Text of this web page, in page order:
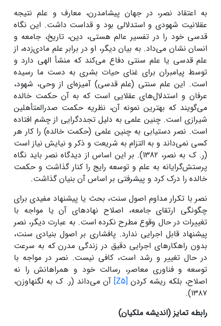
به اعتقاد نصر، در جهان پیشامدرن، معارف و علم نتیجه
عقلانیت شهودی و استدلالی بود و قداست داشت. این نگاه
قدسی خود را در تفسیر عالم هستی، دین، تاریخ، جامعه و
انسان نشان می‌داد. به بیان دیگر، او در برابر علم مادی‌زده، از
علم قدسی یا علم سنتی دفاع می‌کند که منشأ الهی دارد و
توسط پیامبران برای غنای حیات بشری به دست ما رسیده
است. این علم سنتی (علم قدسی) آمیزه‌ای از وحی، شهود،
عرفان و استدلال‌های عقلایی است که به آن حکمت خالده
می‌گویند که بهترین نمونه آن، نظریه حکمت صدرالمتأهلین
شیرازی است. چنین علمی به دلیل تجددگرایی از چشم افتاده
است. نصر دستیابی به چنین علمی (حکمت خالده) را کار هر
کسی نمی‌داند و به التزام به شریعت و ذکر و نیایش نیاز است
(ر. ک به نصر، 1382). بر این اساس از دیدگاه نصر باید نگاه
پرستش‌گرایانه به علم و توسعه رایج را کنار گذاشت و حکمت
خالده را درک کرد و پیشرفتی بر اساس آن بنیان گذاشت.
نصر با تکرار مداوم اصول سنت، بحث یا پیشنهاد مفیدی برای
چگونگی ارتقای جامعه، اصلاح نهادهای آن یا مواجه با
تغییرات در حال وقوع مطرح نکرده است. به عبارت دیگر، نصر
پیشنهاد قابل اجرایی ندارد. پافشاری بر اصول بنیادی سنت،
بدون راهکارهای اجرایی دقیق در زندگی مدرن که به سرعت
در حال تغییر و رشد است، کافی نیست. نصر در مواجه با
توسعه و فناوری معاصر، رسالت خود و همراهانش را نه
اصلاح، بلکه ریشه کردن [Z5]
آن می‌داند (ر. ک به لگنهاوزن،
۱۳۸۷).
رابطه تمایز (اندیشه ملکیان)